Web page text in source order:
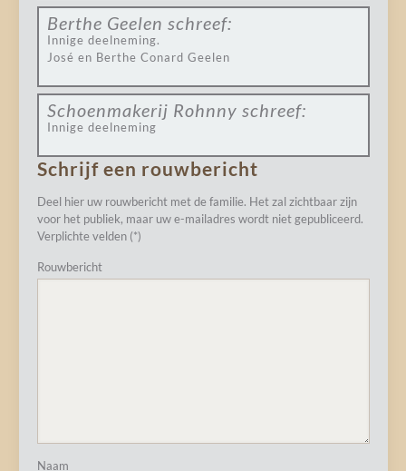
Berthe Geelen schreef:
Innige deelneming.
José en Berthe Conard Geelen
Schoenmakerij Rohnny schreef:
Innige deelneming
Schrijf een rouwbericht
Deel hier uw rouwbericht met de familie. Het zal zichtbaar zijn
voor het publiek, maar uw e-mailadres wordt niet gepubliceerd.
Verplichte velden (*)
Rouwbericht
Naam